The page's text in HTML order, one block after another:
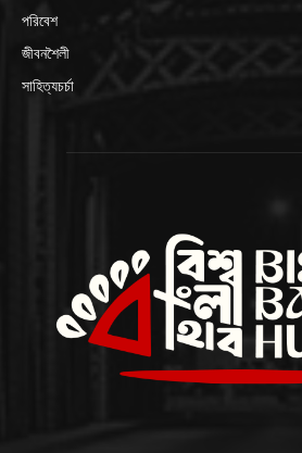
পরিবেশ
জীবনশৈলী
সাহিত্যচর্চা